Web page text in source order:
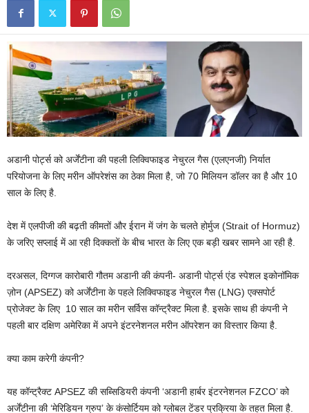
अडानी पोर्ट्स को अर्जेंटीना की पहली लिक्विफाइड नेचुरल गैस (एलएनजी) निर्यात
परियोजना के लिए मरीन ऑपरेशंस का ठेका मिला है, जो 70 मिलियन डॉलर का है और 10
साल के लिए है.
देश में एलपीजी की बढ़ती कीमतों और ईरान में जंग के चलते होर्मुज (Strait of Hormuz)
के जरिए सप्लाई में आ रही दिक्कतों के बीच भारत के लिए एक बड़ी खबर सामने आ रही है.
दरअसल, दिग्गज कारोबारी गौतम अडानी की कंपनी- अडानी पोर्ट्स एंड स्पेशल इकोनॉमिक
ज़ोन (APSEZ) को अर्जेंटीना के पहले लिक्विफाइड नेचुरल गैस (LNG) एक्सपोर्ट
प्रोजेक्ट के लिए 10 साल का मरीन सर्विस कॉन्ट्रैक्ट मिला है. इसके साथ ही कंपनी ने
पहली बार दक्षिण अमेरिका में अपने इंटरनेशनल मरीन ऑपरेशन का विस्तार किया है.
क्या काम करेगी कंपनी?
यह कॉन्ट्रैक्ट APSEZ की सब्सिडियरी कंपनी ‘अडानी हार्बर इंटरनेशनल FZCO’ को
अर्जेंटीना की ‘मेरिडियन ग्रुप’ के कंसोर्टियम को ग्लोबल टेंडर प्रक्रिया के तहत मिला है.